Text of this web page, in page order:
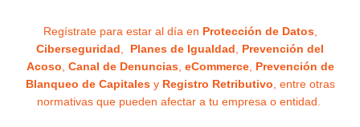
Regístrate para estar al día en Protección de Datos,
Ciberseguridad
Planes de Igualdad
Prevención del
Acoso Canal de Denuncias, eCommerce, Prevención de
Blanqueo de Capitalesy Registro Retributivo , entre otras
normativas que pueden afectar a tu empresa o entidad.